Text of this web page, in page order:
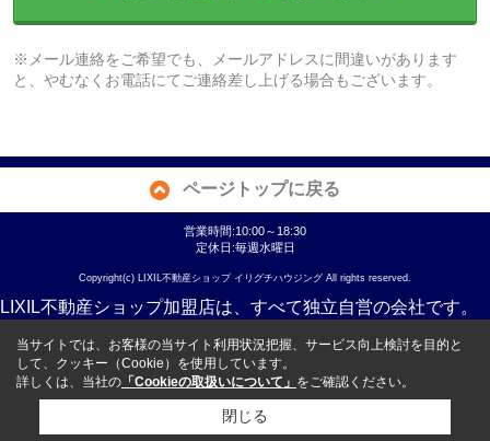
※メール連絡をご希望でも、メールアドレスに間違いがあります
と、やむなくお電話にてご連絡差し上げる場合もございます。
ページトップに戻る
営業時間:10:00～18:30
定休日:毎週水曜日
Copyright(c) LIXIL不動産ショップ イリグチハウジング All rights reserved.
LIXIL不動産ショップ加盟店は、すべて独立自営の会社です。
当サイトでは、お客様の当サイト利用状況把握、サービス向上検討を目的と
して、クッキー（Cookie）を使用しています。
詳しくは、当社の 「Cookieの取扱いについて」 をご確認ください。
閉じる